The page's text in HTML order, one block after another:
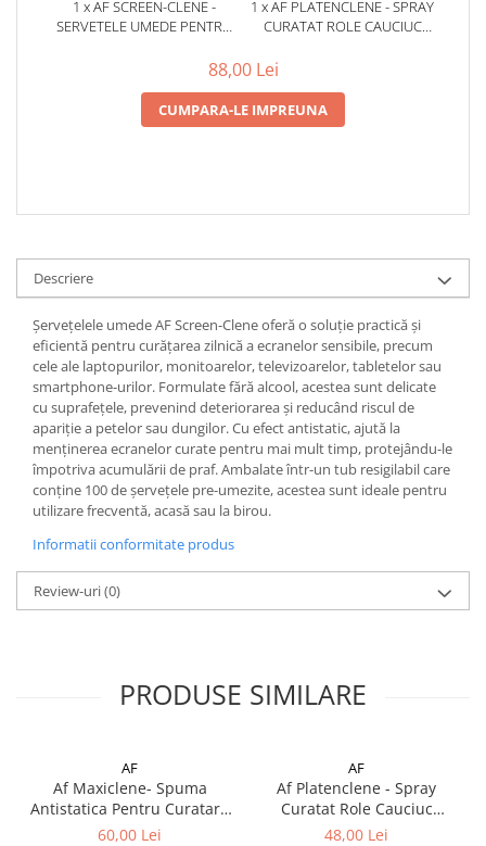
Coperți Caiete / Cărți
Socotitori / Bețigașe
Instrumente Geometrie
Tehnica de birou
Folii Laminare
Distrugătoare Documente
Ghilotine / Trimmere
Aparate de Îndosariat și Accesorii
Calculatoare de Birou
1 x AF SCREEN-CLENE -
SERVETELE UMEDE PENTRU
1 x AF PLATENCLENE - SPRAY
CURATAT ROLE CAUCIUC
88,00 Lei
CUMPARA-LE IMPREUNA
Descriere
Șervețelele umede AF Screen-Clene oferă o soluție practică și
eficientă pentru curățarea zilnică a ecranelor sensibile, precum
cele ale laptopurilor, monitoarelor, televizoarelor, tabletelor sau
smartphone-urilor. Formulate fără alcool, acestea sunt delicate
cu suprafețele, prevenind deteriorarea și reducând riscul de
apariție a petelor sau dungilor. Cu efect antistatic, ajută la
menținerea ecranelor curate pentru mai mult timp, protejându-le
împotriva acumulării de praf. Ambalate într-un tub resigilabil care
conține 100 de șervețele pre-umezite, acestea sunt ideale pentru
utilizare frecventă, acasă sau la birou.
Informatii conformitate produs
Review-uri(0)
PRODUSE SIMILARE
AF
Af Maxiclene- Spuma
Antistatica Pentru Curatare
Echipamente
60,00 Lei
AF
Af Platenclene - Spray
Curatat Role Cauciuc
Echipamente
48,00 Lei